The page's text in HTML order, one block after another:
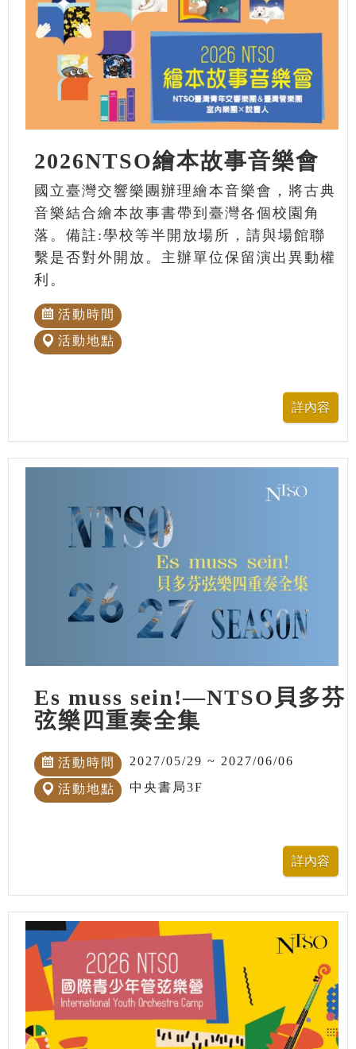
2026NTSO繪本故事音樂會
國立臺灣交響樂團辦理繪本音樂會，將古典
音樂結合繪本故事書帶到臺灣各個校園角
落。備註:學校等半開放場所，請與場館聯
繫是否對外開放。主辦單位保留演出異動權
利。
活動時間
活動地點
Es muss sein!—NTSO貝多芬
弦樂四重奏全集
活動時間 2027/05/29 ~ 2027/06/06
活動地點 中央書局3F